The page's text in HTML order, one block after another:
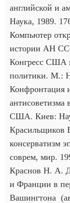
английской и
Наука, 1989.
Компьютер
истории АН
Конгресс США
политики. М.:
Конфронтация
антисоветизма
США. Киев:
консерватизм
соврем, мир.
Краснов Н. А.
и Франции в
Вашингтона